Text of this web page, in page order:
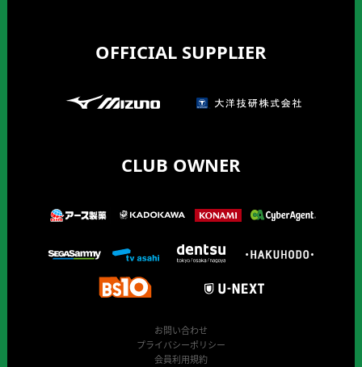
OFFICIAL SUPPLIER
CLUB OWNER
お問い合わせ
プライバシーポリシー
会員利用規約